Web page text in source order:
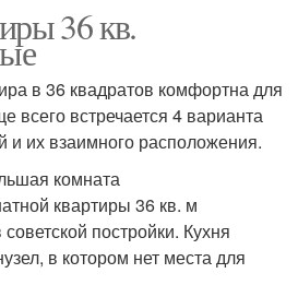
36 кв.
в 36 квадратов комфортна для
всего встречается 4 варианта
их взаимного расположения.
комната
квартиры 36 кв. м
постройки. Кухня
в котором нет места для